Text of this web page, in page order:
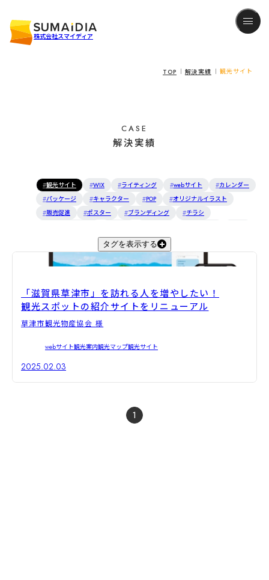
株式会社スマイディア
TOP 解決実績 観光サイト
CASE
解決実績
観光サイト WIX ライティング webサイト
カレンダー
パッケージ
キャラクター POP
オリジナルイラスト
販売促進
ポスター ブランディング
チラシ
キャラクターデザイン 商品開発
タグを表示する
「滋賀県草津市」を訪れる人を増やしたい！
観光スポットの紹介サイトをリニューアル
草津市観光物産協会 様
webサイト観光案内観光マップ観光サイト
2025.02.03
1